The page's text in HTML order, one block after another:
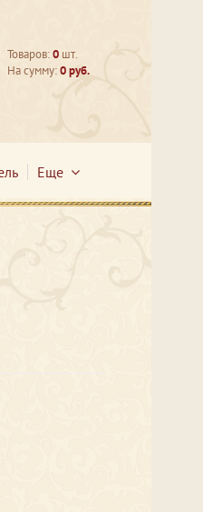
Товаров:0 шт.
На сумму:0 руб.
Еще